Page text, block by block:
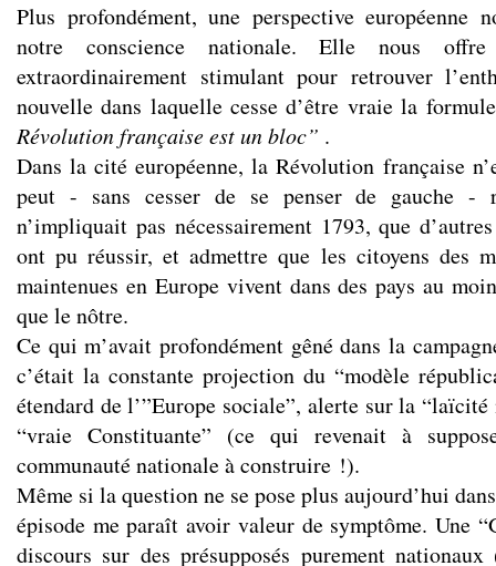
Plus profondément, une perspective européenne
notre conscience nationale. Elle nous
extraordinairement stimulant pour retrouver
nouvelle dans laquelle cesse d’être vraie la
Révolution française est un bloc” .
Dans la cité européenne, la Révolution française
peut - sans cesser de se penser de gauche -
n’impliquait pas nécessairement 1793, que
ont pu réussir, et admettre que les citoyens des
maintenues en Europe vivent dans des pays au
que le nôtre.
Ce qui m’avait profondément gêné dans la
c’était la constante projection du “modèle
étendard de l’”Europe sociale”, alerte sur la “laïcité
“vraie Constituante” (ce qui revenait à
communauté nationale à construire !).
Même si la question ne se pose plus aujourd’hui
épisode me paraît avoir valeur de symptôme. Une
discours sur des présupposés purement